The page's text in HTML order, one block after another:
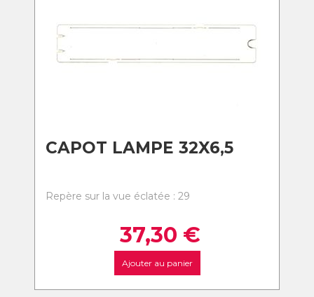
CAPOT LAMPE 32X6,5
Repère sur la vue éclatée : 29
37,30 €
Ajouter au panier